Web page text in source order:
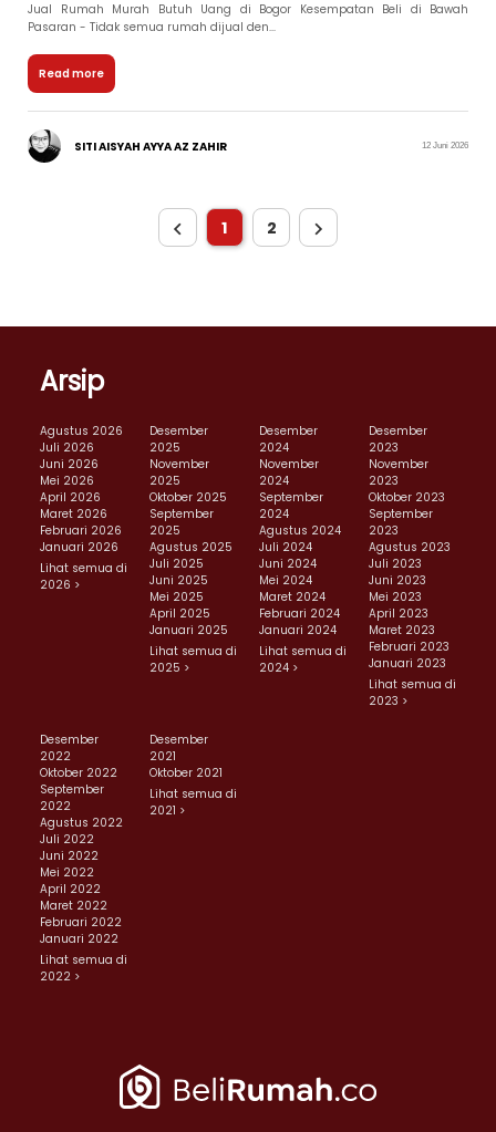
Jual Rumah Murah Butuh Uang di Bogor Kesempatan Beli di Bawah
Pasaran - Tidak semua rumah dijual den...
Read more
SITI AISYAH AYYA AZ ZAHIR 12 Juni 2026
1 2
Arsip
Agustus 2026
Juli 2026
Juni 2026
Mei 2026
April 2026
Maret 2026
Februari 2026
Januari 2026
Lihat semua di
2026 >
Desember
2025
November
2025
Oktober 2025
September
2025
Agustus 2025
Juli 2025
Juni 2025
Mei 2025
April 2025
Januari 2025
Lihat semua di
2025 >
Desember
2024
November
2024
September
2024
Agustus 2024
Juli 2024
Juni 2024
Mei 2024
Maret 2024
Februari 2024
Januari 2024
Lihat semua di
2024 >
Desember
2023
November
2023
Oktober 2023
September
2023
Agustus 2023
Juli 2023
Juni 2023
Mei 2023
April 2023
Maret 2023
Februari 2023
Januari 2023
Lihat semua di
2023 >
Desember
2022
Oktober 2022
September
2022
Agustus 2022
Juli 2022
Juni 2022
Mei 2022
April 2022
Maret 2022
Februari 2022
Januari 2022
Lihat semua di
2022 >
Desember
2021
Oktober 2021
Lihat semua di
2021 >